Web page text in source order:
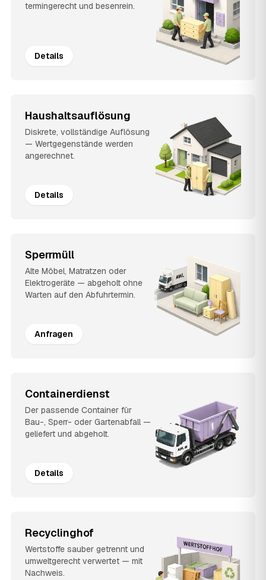
termingerecht und besenrein.
Details
Haushaltsauflösung
Diskrete, vollständige Auflösung
— Wertgegenstände werden
angerechnet.
Details
Sperrmüll
Alte Möbel, Matratzen oder
Elektrogeräte — abgeholt ohne
Warten auf den Abfuhrtermin.
Anfragen
Containerdienst
Der passende Container für
Bau-, Sperr- oder Gartenabfall —
geliefert und abgeholt.
Details
Recyclinghof
Wertstoffe sauber getrennt und
umweltgerecht verwertet — mit
Nachweis.